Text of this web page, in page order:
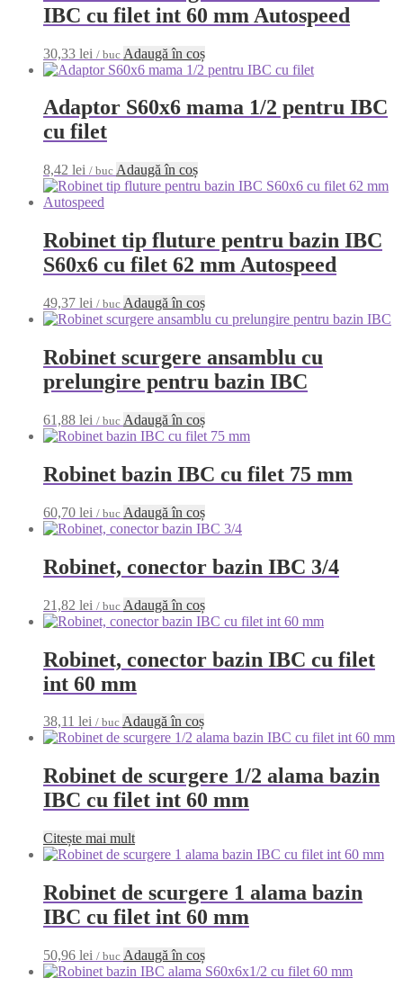
IBC cu filet int 60 mm Autospeed
30,33 lei / buc Adaugă în coș
Adaptor S60x6 mama 1/2 pentru IBC
cu filet
8,42 lei / buc Adaugă în coș
Robinet tip fluture pentru bazin IBC
S60x6 cu filet 62 mm Autospeed
49,37 lei / buc Adaugă în coș
Robinet scurgere ansamblu cu
prelungire pentru bazin IBC
61,88 lei / buc Adaugă în coș
Robinet bazin IBC cu filet 75 mm
60,70 lei / buc Adaugă în coș
Robinet, conector bazin IBC 3/4
21,82 lei / buc Adaugă în coș
Robinet, conector bazin IBC cu filet
int 60 mm
38,11 lei / buc Adaugă în coș
Robinet de scurgere 1/2 alama bazin
IBC cu filet int 60 mm
Citește mai mult
Robinet de scurgere 1 alama bazin
IBC cu filet int 60 mm
50,96 lei / buc Adaugă în coș